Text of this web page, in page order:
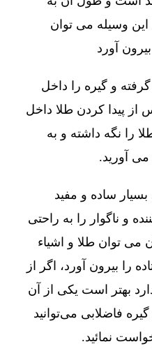
وسیله می توان
آورد
و گیره را داخل
از پیدا کردن طلا داخل
را نگه داشته و به
می آورید.
ساده و مفید
و ناگوار را به راحتی
می توان طلا و اشیاء
را بیرون آورد، اگر از
بهتر است یکی از آن
فاضلابی می‌توانید
نمائید.